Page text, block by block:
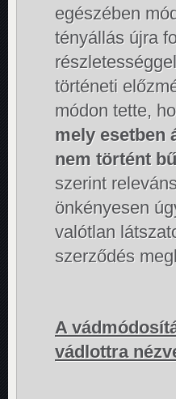
egészében
tényállás újra
történeti
módon tette,
mely esetben
nem történt
szerint
önkényesen
valótlan
szerződés
A
vádlottra